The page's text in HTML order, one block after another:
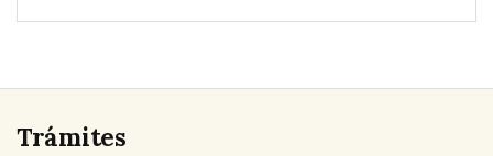
Trámites